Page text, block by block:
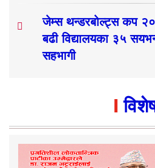
जेम्स थन्डरबोल्ट्स कप
बढी विद्यालयका ३५
सहभागी